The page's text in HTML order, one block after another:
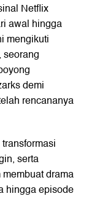
Netflix
awal hingga
mengikuti
seorang
demi
rencananya
serta
drama
hingga episode